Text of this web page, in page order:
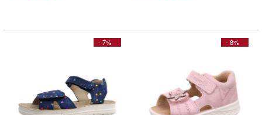
- 7% - 8%